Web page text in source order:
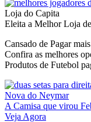
Loja do Capita
Eleita a Melhor Loja
Cansado de Pagar
Confira as melhores
Produtos de Futebol
Nova do Neymar
A Camisa que virou
Veja Agora